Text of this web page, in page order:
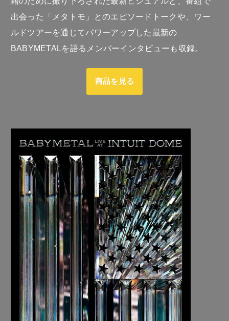
出会った「メタトモ」とのエピソードトークや、ワー
ルドツアーを通じてパワーアップした最新の
BABYMETALを語るメンバーインタビューも収録。
商品を見る